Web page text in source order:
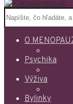
O
Psychika
Výživa
Bylinky